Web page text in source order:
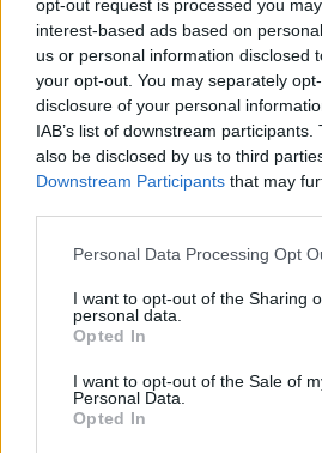
opt-out request is processed you
interest-based ads based on
us or personal information disclosed
your opt-out. You may separately
disclosure of your personal
IAB’s list of downstream
also be disclosed by us to third
Downstream Participants that may
Personal Data Processing Opt
I want to opt-out of the Sharing
personal data.
Opted In
I want to opt-out of the Sale of
Personal Data.
Opted In